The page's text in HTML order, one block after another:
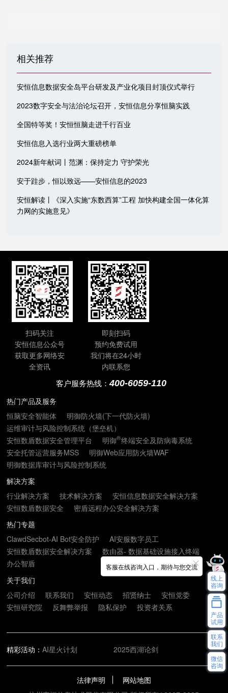
相关推荐
安恒信息数据安全岛平台研发及产业化项目封顶仪式举行
2023数字安全与法治论坛召开，安恒信息分享恒脑实践
全国特等奖！安恒恒脑走进千行百业
安恒信息入选行业两大重磅榜单
2024新年献词丨范渊：保持定力 守护荣光
安于跬步，恒以致远——安恒信息的2023
安恒解读丨《深入实施“东数西算”工程 加快构建全国一体化算
力网的实施意见》
扫码关注
安恒信息公众号
获取更多网络安
全资讯
即刻扫码
预约免费试用
我们将在24小时
内联系您
客户服务热线：400-6059-110
热门产品及服务
恒脑安全智能体
明御防火墙(下一代防火墙)
运维审计与风险控制系统（堡垒机）
安恒数盾数据安全管理平台
明御®终端安全及防病毒系统
安全托管运营服务MSS
明御Web应用防火墙WAF
明御数据库审计与风险控制系统
解决方案
行业解决方案
技术解决方案
安恒信息数据安全解决方案
安恒数盾数据安全
密盾远程办公安全解决方案
热门专题
ClawdSecbot-AI Bot安全防护
AI安服数字员工
安恒数盾数据安全解决方案
数由器- 数据基础设施接入终端
办公智盾
关于我们
公司介绍
联系我们 安恒动态 招贤纳士
安恒党委
安恒研究院
反舞弊举报 隐私保护 投资者关系
精彩活动：AI星火计划 2025西湖论剑
法律声明
网站地图
客服在线咨询入口，期待与您交流
线上
咨询
产品
试用
联系
我们
微信
咨询